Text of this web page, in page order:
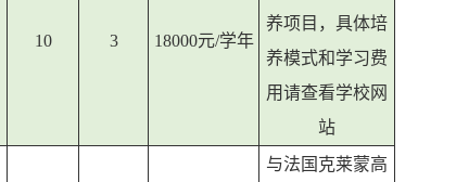
10 3 18000元/学年
养项目，具体培
养模式和学习费
用请查看学校网
站
与法国克莱蒙高